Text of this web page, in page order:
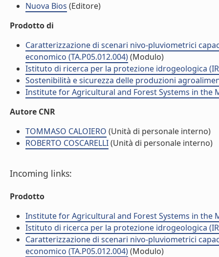
Nuova Bios (Editore)
Prodotto di
Caratterizzazione di scenari nivo-pluviometrici
economico (TA.P05.012.004)(Modulo)
Istituto di ricerca per la protezione idrogeologica
Sostenibilità e sicurezza delle produzioni
Institute for Agricultural and Forest Systems in the
Autore CNR
TOMMASO CALOIERO (Unità di personale interno)
ROBERTO COSCARELLI(Unità di personale interno)
Incoming links:
Prodotto
Institute for Agricultural and Forest Systems in the
Istituto di ricerca per la protezione idrogeologica
Caratterizzazione di scenari nivo-pluviometrici
economico (TA.P05.012.004)(Modulo)